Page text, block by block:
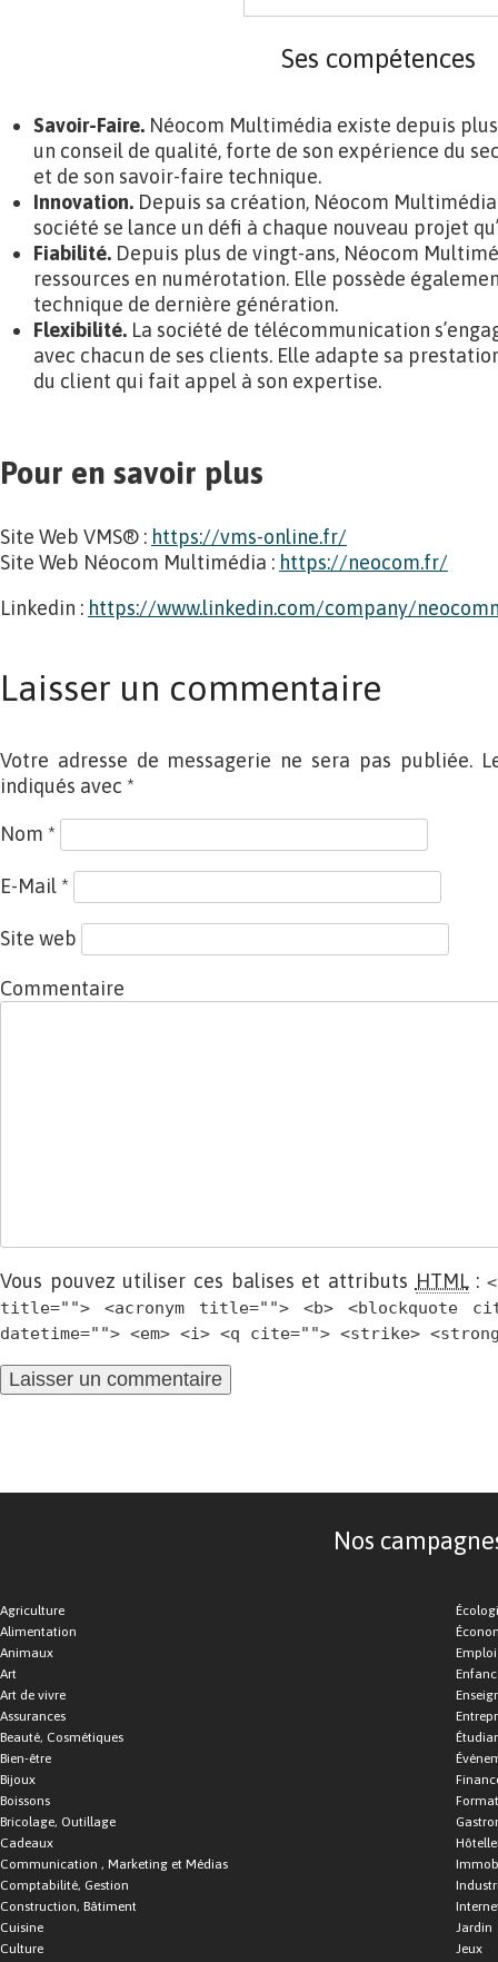
Ses compétences
Savoir-Faire. Néocom Multimédia existe depuis
un conseil de qualité, forte de son expérience du
et de son savoir-faire technique.
Innovation. Depuis sa création, Néocom Multimédia
société se lance un défi à chaque nouveau projet
Fiabilité. Depuis plus de vingt-ans, Néocom
ressources en numérotation. Elle possède
technique de dernière génération.
Flexibilité. La société de télécommunication
avec chacun de ses clients. Elle adapte sa
du client qui fait appel à son expertise.
Pour en savoir plus
Site Web VMS® : https://vms-online.fr/
Site Web Néocom Multimédia : https://neocom.fr/
Linkedin : https://www.linkedin.com/company/
Laisser un commentaire
Votre adresse de messagerie ne sera pas publiée.
indiqués avec *
Nom *
E-Mail *
Site web
Commentaire
Vous pouvez utiliser ces balises et attributs HTML:
title=""> <acronym title=""> <b> <blockquote
datetime=""> <em> <i> <q cite=""> <strike>
Nos
Agriculture
Alimentation
Animaux
Art
Art de vivre
Assurances
Beauté, Cosmétiques
Bien-être
Bijoux
Boissons
Bricolage, Outillage
Cadeaux
Communication , Marketing et Médias
Comptabilité, Gestion
Construction, Bâtiment
Cuisine
Culture
Emploi
Jardin
Jeux